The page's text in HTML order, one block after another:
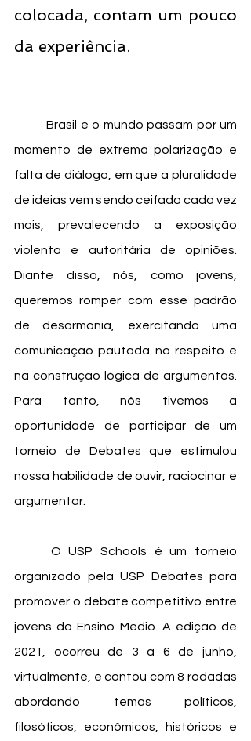
colocada, contam um pouco
da experiência.
	Brasil e o mundo passam por um
momento de extrema polarização e
falta de diálogo, em que a pluralidade
de ideias vem sendo ceifada cada vez
mais, prevalecendo a exposição
violenta e autoritária de opiniões.
Diante disso, nós, como jovens,
queremos romper com esse padrão
de desarmonia, exercitando uma
comunicação pautada no respeito e
na construção lógica de argumentos.
Para tanto, nós tivemos a
oportunidade de participar de um
torneio de Debates que estimulou
nossa habilidade de ouvir, raciocinar e
argumentar.
organizado pela USP Debates para
promover o debate competitivo entre
jovens do Ensino Médio. A edição de
2021, ocorreu de 3 a 6 de junho,
virtualmente, e contou com 8 rodadas
abordando temas políticos,
filosóficos, econômicos, históricos e